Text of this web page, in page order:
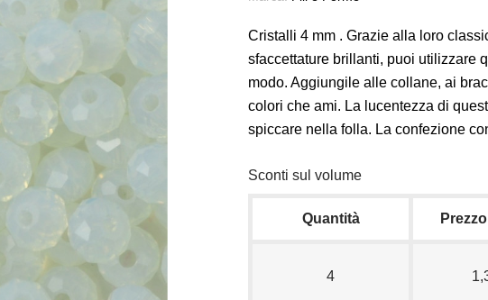
Cristalli 4 mm . Grazie alla loro
sfaccettature brillanti, puoi utilizzare
modo. Aggiungile alle collane, ai
colori che ami. La lucentezza di
spiccare nella folla. La confezione
Sconti sul volume
Quantità
4